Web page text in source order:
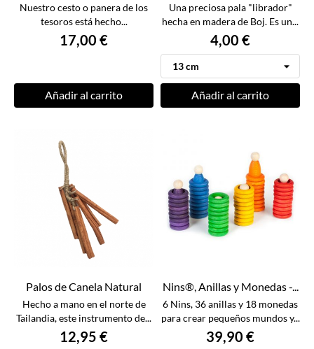
Nuestro cesto o panera de los
tesoros está hecho...
17,00 €
Añadir al carrito
Una preciosa pala "librador"
hecha en madera de Boj. Es un...
4,00 €
Añadir al carrito
Palos de Canela Natural
Hecho a mano en el norte de
Tailandia, este instrumento de...
12,95 €
Nins®, Anillas y Monedas -...
6 Nins, 36 anillas y 18 monedas
para crear pequeños mundos y...
39,90 €